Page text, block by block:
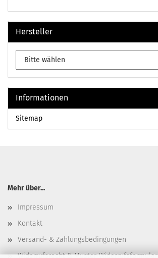
Hersteller
Informationen
Sitemap
Mehr über...
Impressum
Kontakt
Versand- & Zahlungsbedingungen
Widerrufsrecht & Muster-Widerrufsformular